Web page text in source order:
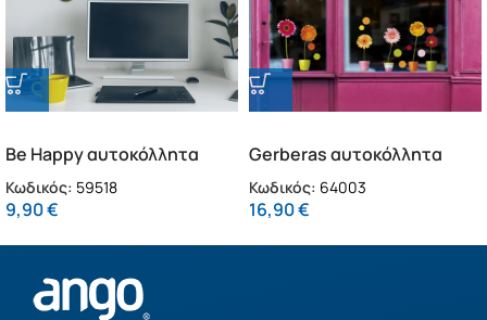
Be Happy αυτοκόλλητα
τοίχου βινυλίου S (59518)
Κωδικός: 59518
9,90€
Gerberas αυτοκόλλητα
βινυλίου για τζάμι M
(64003)
Κωδικός: 64003
16,90€